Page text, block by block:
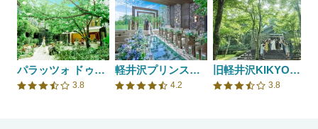
パラッツォ ドゥカーレ 麻布
口コミ評価
3.8
軽井沢プリンスホテル フォレスターナ軽井沢
口コミ評価
4.2
旧軽井沢KIKYOキュリオ・コレクションbyヒルトン
口コミ評価
3.8